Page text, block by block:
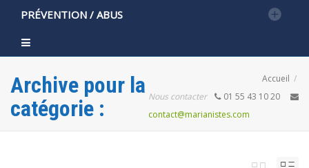
PRÉVENTION / ABUS
Archive pour la
catégorie :
Accueil
Nous contacter
01 55 43 10 20
contact@marianistes.com